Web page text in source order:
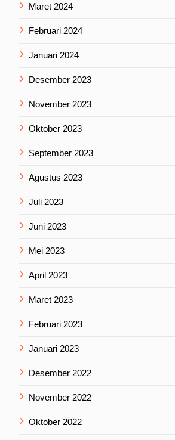
Maret 2024
Februari 2024
Januari 2024
Desember 2023
November 2023
Oktober 2023
September 2023
Agustus 2023
Juli 2023
Juni 2023
Mei 2023
April 2023
Maret 2023
Februari 2023
Januari 2023
Desember 2022
November 2022
Oktober 2022